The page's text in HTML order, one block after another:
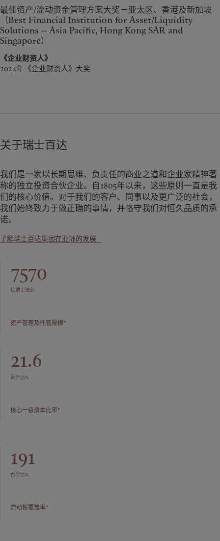
最佳资产/流动资金管理方案大奖－亚太区、香港及新加坡
（Best Financial Institution for Asset/Liquidity
Solutions — Asia Pacific, Hong Kong SAR and
Singapore）
《企业财资人》
2024年《企业财资人》大奖
关于瑞士百达
我们是一家以长期思维、负责任的商业之道和企业家精神著
称的独立投资合伙企业。自1805年以来，这些原则一直是我
们的核心价值。对于我们的客户、同事以及更广泛的社会，
我们始终致力于做正确的事情，并恪守我们对恒久品质的承
诺。
了解瑞士百达集团在亚洲的发展
7570
亿瑞士法郎
资产管理及托管规模*
21.6
百分比%
核心一级资本比率*
191
百分比%
流动性覆盖率*